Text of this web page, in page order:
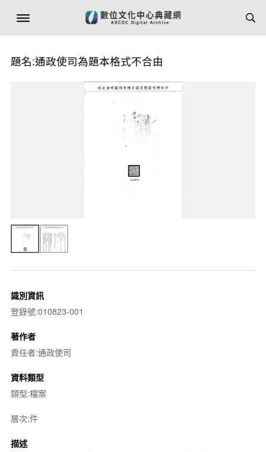
題名:通政使司為題本格式不合由
識別資訊
登錄號:010823-001
著作者
責任者:通政使司
資料類型
類型:檔案
層次:件
描述